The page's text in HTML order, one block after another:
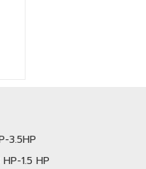
3.5HP
1.5 HP